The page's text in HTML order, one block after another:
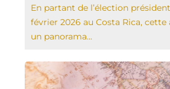
En partant de l’élection
février 2026 au Costa Rica, cette
un panorama...